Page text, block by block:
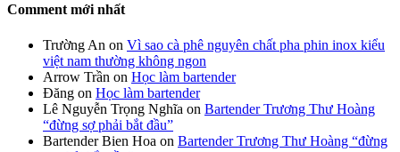
Comment mới nhất
Trường An on Vì sao cà phê nguyên chất pha phin inox kiểu
việt nam thường không ngon
Arrow Trần on Học làm bartender
Đăng on Học làm bartender
Lê Nguyễn Trọng Nghĩa on Bartender Trương Thư Hoàng
“đừng sợ phải bắt đầu”
Bartender Bien Hoa on Bartender Trương Thư Hoàng “đừng